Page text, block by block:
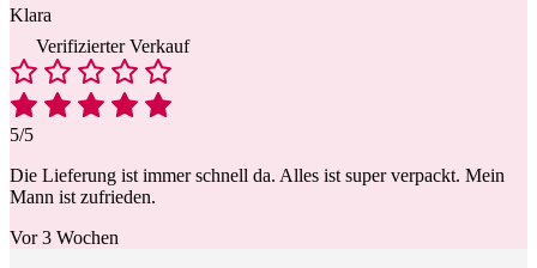
Klara
Verifizierter Verkauf
5/5
Die Lieferung ist immer schnell da. Alles ist super verpackt. Mein
Mann ist zufrieden.
Vor 3 Wochen